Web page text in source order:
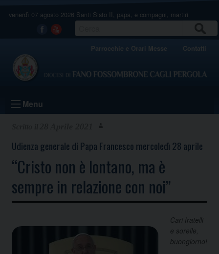
venerdì 07 agosto 2026 Santi Sisto II, papa, e compagni, martiri
Facebook
Youtube
Parrocchie e Orari Messe Contatti
Menu
Udienza generale di Papa Francesco mercoledì 28 aprile
“Cristo non è lontano, ma è
sempre in relazione con noi”
Cari fratelli
e sorelle,
buongiorno!